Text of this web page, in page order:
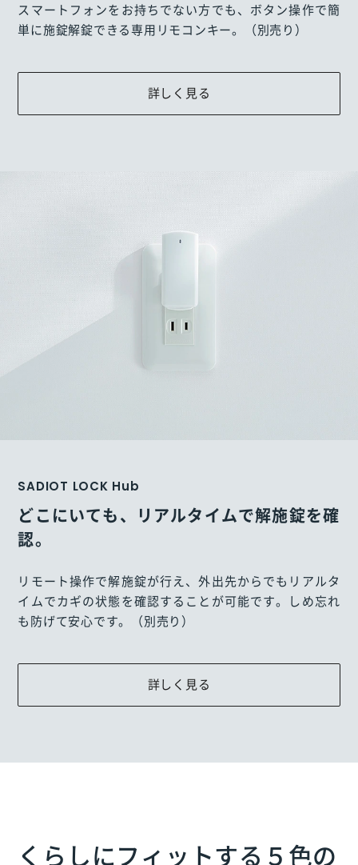
スマートフォンをお持ちでない方でも、ボタン操作で簡
単に施錠解錠できる専用リモコンキー。（別売り）
詳しく見る
SADIOT LOCK Hub
どこにいても、リアルタイムで解施錠を確
認。
リモート操作で解施錠が行え、外出先からでもリアルタ
イムでカギの状態を確認することが可能です。しめ忘れ
も防げて安心です。（別売り）
詳しく見る
くらしにフィットする５色の